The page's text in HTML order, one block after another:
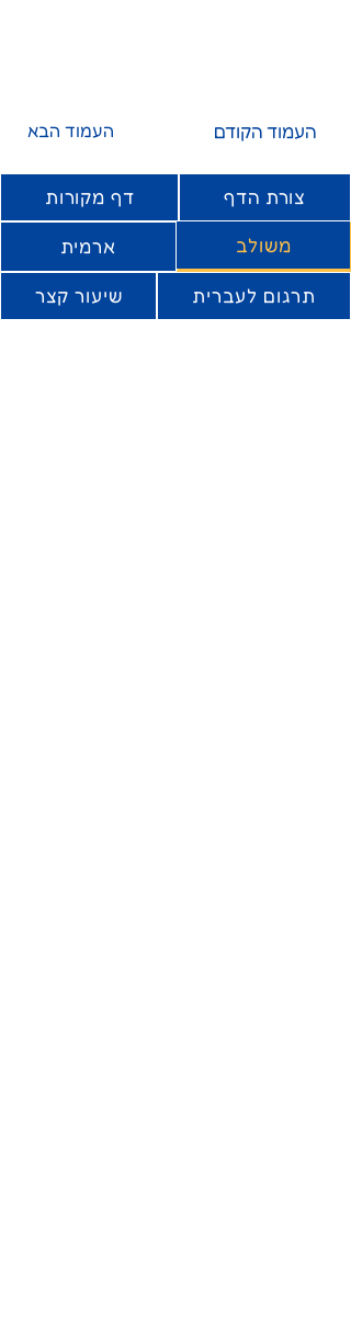
העמוד הבא העמוד הקודם
צורת הדף דף מקורות
משולב ארמית
תרגום לעברית שיעור קצר